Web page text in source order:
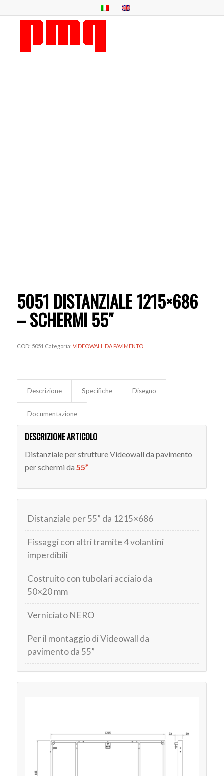
5051 DISTANZIALE 1215×686
– SCHERMI 55″
COD: 5051 Categoria: VIDEOWALL DA PAVIMENTO
Descrizione Specifiche Disegno
Documentazione
DESCRIZIONE ARTICOLO
Distanziale per strutture Videowall da pavimento
per schermi da 55”
Distanziale per 55” da 1215×686
Fissaggi con altri tramite 4 volantini
imperdibili
Costruito con tubolari acciaio da
50×20 mm
Verniciato NERO
Per il montaggio di Videowall da
pavimento da 55”